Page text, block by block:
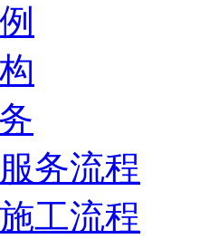
务流程
工流程